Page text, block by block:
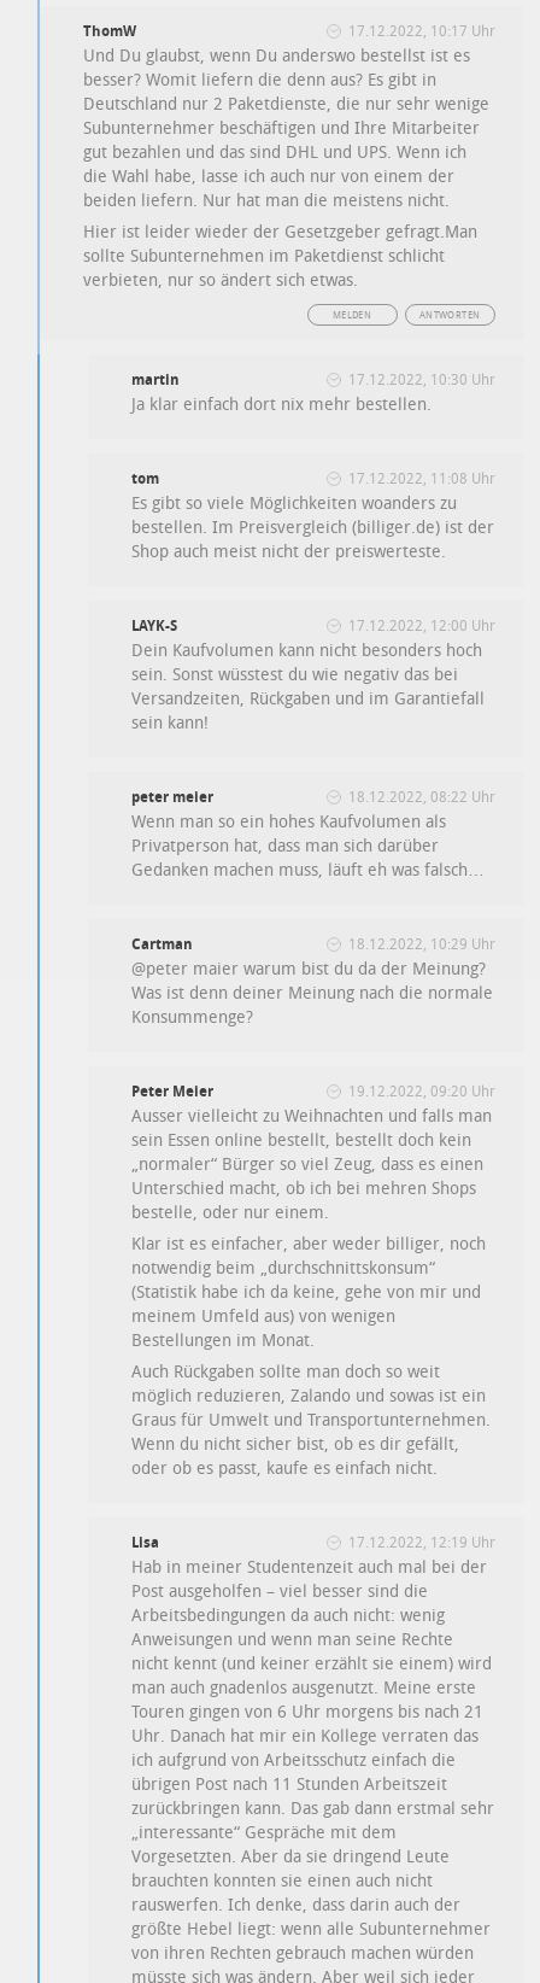
ThomW 17.12.2022, 10:17 Uhr
Und Du glaubst, wenn Du anderswo bestellst ist es
besser? Womit liefern die denn aus? Es gibt in
Deutschland nur 2 Paketdienste, die nur sehr wenige
Subunternehmer beschäftigen und Ihre Mitarbeiter
gut bezahlen und das sind DHL und UPS. Wenn ich
die Wahl habe, lasse ich auch nur von einem der
beiden liefern. Nur hat man die meistens nicht.
Hier ist leider wieder der Gesetzgeber gefragt.Man
sollte Subunternehmen im Paketdienst schlicht
verbieten, nur so ändert sich etwas.
ANTWORTEN
MELDEN
martin 17.12.2022, 10:30 Uhr
Ja klar einfach dort nix mehr bestellen.
tom 17.12.2022, 11:08 Uhr
Es gibt so viele Möglichkeiten woanders zu
bestellen. Im Preisvergleich (billiger.de) ist der
Shop auch meist nicht der preiswerteste.
LAYK-S 17.12.2022, 12:00 Uhr
Dein Kaufvolumen kann nicht besonders hoch
sein. Sonst wüsstest du wie negativ das bei
Versandzeiten, Rückgaben und im Garantiefall
sein kann!
peter meier 18.12.2022, 08:22 Uhr
Wenn man so ein hohes Kaufvolumen als
Privatperson hat, dass man sich darüber
Gedanken machen muss, läuft eh was falsch…
Cartman 18.12.2022, 10:29 Uhr
@peter maier warum bist du da der Meinung?
Was ist denn deiner Meinung nach die normale
Konsummenge?
Peter Meier 19.12.2022, 09:20 Uhr
Ausser vielleicht zu Weihnachten und falls man
sein Essen online bestellt, bestellt doch kein
„normaler“ Bürger so viel Zeug, dass es einen
Unterschied macht, ob ich bei mehren Shops
bestelle, oder nur einem.
Klar ist es einfacher, aber weder billiger, noch
notwendig beim „durchschnittskonsum“
(Statistik habe ich da keine, gehe von mir und
meinem Umfeld aus) von wenigen
Bestellungen im Monat.
Auch Rückgaben sollte man doch so weit
möglich reduzieren, Zalando und sowas ist ein
Graus für Umwelt und Transportunternehmen.
Wenn du nicht sicher bist, ob es dir gefällt,
oder ob es passt, kaufe es einfach nicht.
Lisa 17.12.2022, 12:19 Uhr
Hab in meiner Studentenzeit auch mal bei der
Post ausgeholfen – viel besser sind die
Arbeitsbedingungen da auch nicht: wenig
Anweisungen und wenn man seine Rechte
nicht kennt (und keiner erzählt sie einem) wird
man auch gnadenlos ausgenutzt. Meine erste
Touren gingen von 6 Uhr morgens bis nach 21
Uhr. Danach hat mir ein Kollege verraten das
ich aufgrund von Arbeitsschutz einfach die
übrigen Post nach 11 Stunden Arbeitszeit
zurückbringen kann. Das gab dann erstmal sehr
„interessante“ Gespräche mit dem
Vorgesetzten. Aber da sie dringend Leute
brauchten konnten sie einen auch nicht
rauswerfen. Ich denke, dass darin auch der
größte Hebel liegt: wenn alle Subunternehmer
von ihren Rechten gebrauch machen würden
müsste sich was ändern. Aber weil sich jeder